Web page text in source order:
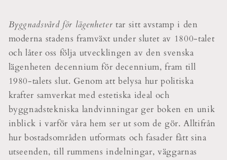
Byggnadsvård för lägenheter tar sitt avstamp i den
moderna stadens framväxt under slutet av 1800-talet
och låter oss följa utvecklingen av den svenska
lägenheten decennium för decennium, fram till
1980-talets slut. Genom att belysa hur politiska
krafter samverkat med estetiska ideal och
byggnadstekniska landvinningar ger boken en unik
inblick i varför våra hem ser ut som de gör. Alltifrån
hur bostadsområden utformats och fasader fått sina
utseenden, till rummens indelningar, väggarnas